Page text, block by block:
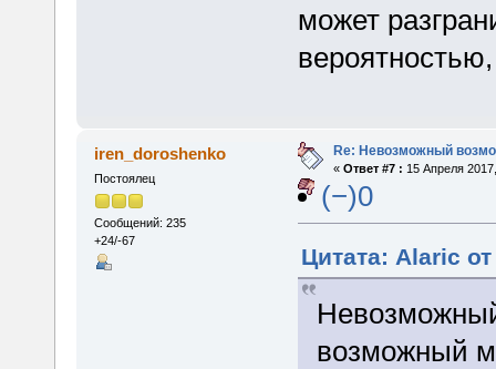
может
iren_doroshenko
Постоялец
Сообщений: 235
+24/-67
Re: Невозможный
« Ответ #7 : 15 Апреля
(−)0
Цитата: Alaric
возможный